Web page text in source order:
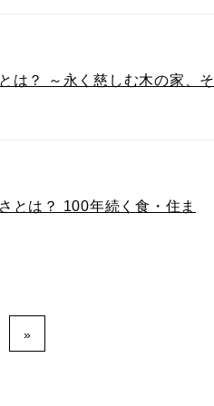
は？ ～永く慈しむ木の家、そ
とは？ 100年続く食・住ま
»